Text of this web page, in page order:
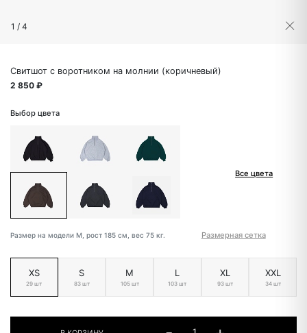
1 / 4
Свитшот с воротником на молнии (коричневый)
2 850 ₽
Выбор цвета
Все цвета
Размер на модели M, рост 185 см, вес 75 кг. Размерная сетка
XS
29 шт
S
83 шт
M
105 шт
L
103 шт
XL
93 шт
XXL
34 шт